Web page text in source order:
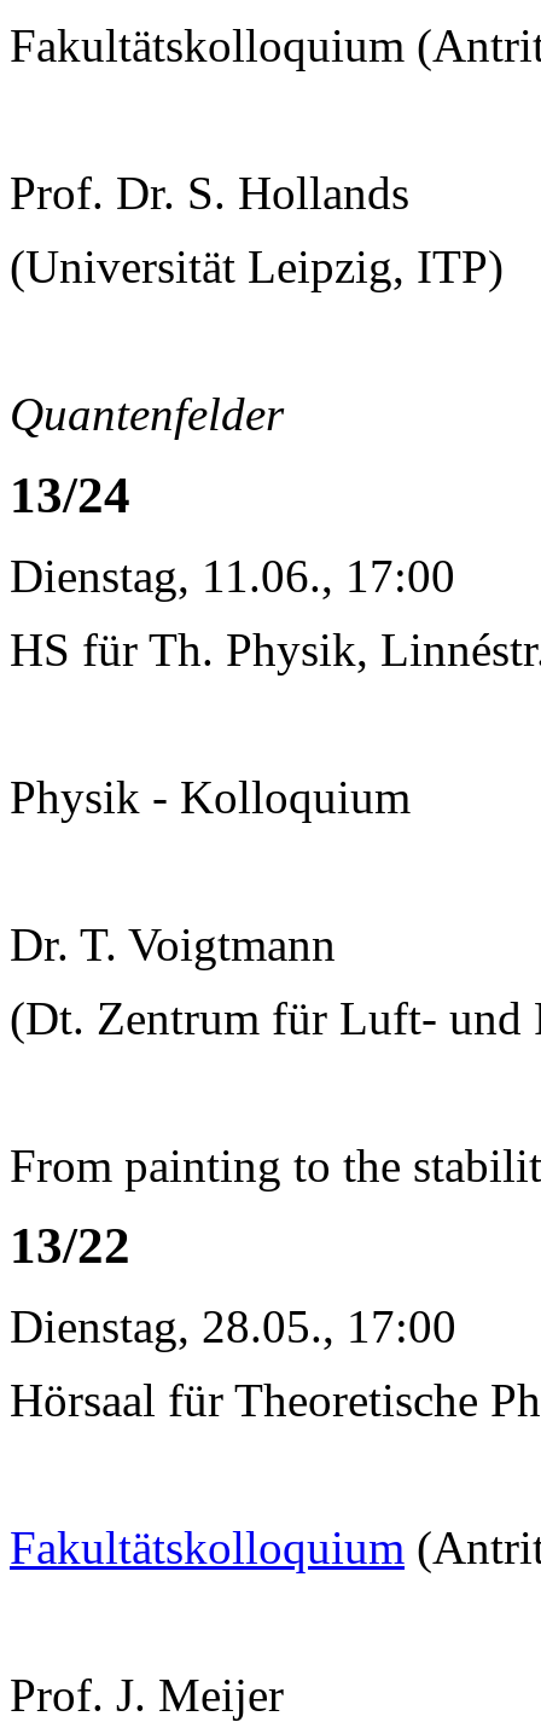
Fakultätskolloquium
Prof. Dr. S. Hollands
(Universität Leipzig, ITP)
Quantenfelder
13/24
Dienstag, 11.06., 17:00
HS für Th. Physik,
Physik - Kolloquium
Dr. T. Voigtmann
(Dt. Zentrum für Luft- und
From painting to the
13/22
Dienstag, 28.05., 17:00
Hörsaal für Theoretische
Fakultätskolloquium
Prof. J. Meijer